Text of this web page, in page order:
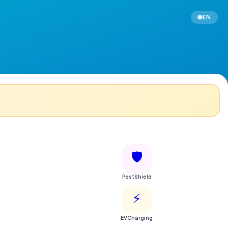
🌐 EN
🛡️
PestShield
⚡
EVCharging